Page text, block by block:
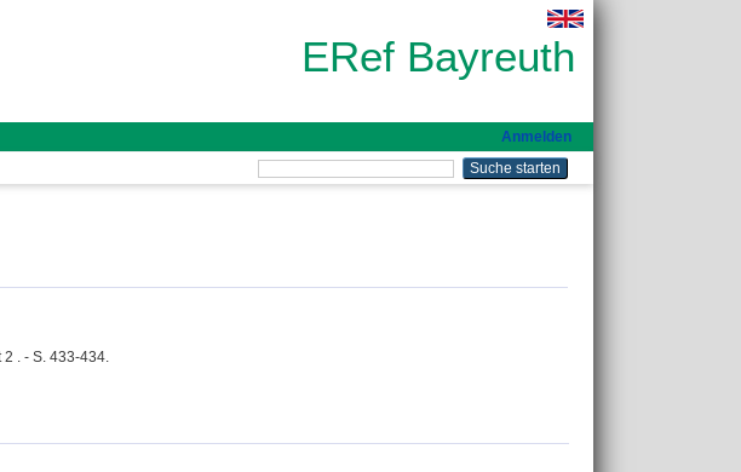
ERef Bayreuth
Anmelden
. - S. 433-434.